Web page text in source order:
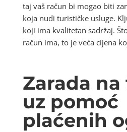
taj vaš račun bi mogao biti
koja nudi turističke usluge.
koji ima kvalitetan sadržaj.
račun ima, to je veća cijena
Zarada
uz pomoć
plaćenih